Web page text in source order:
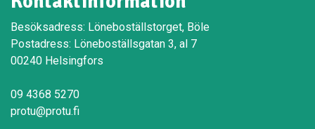
Besöksadress: Löneboställstorget, Böle
Postadress: Löneboställsgatan 3, al 7
00240 Helsingfors
09 4368 5270
protu@protu.fi